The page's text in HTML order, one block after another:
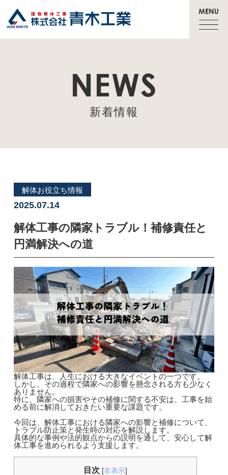
NEWS
新着情報
解体お役立ち情報
2025.07.14
解体工事の隣家トラブル！補修責任と
円満解決への道
解体工事は、人生における大きなイベントの一つです。
しかし、その過程で隣家への影響を懸念される方も少なく
ありません。
特に、隣家への損害やその補修に関する不安は、工事を始
める前に解消しておきたい重要な課題です。
今回は、解体工事における隣家への影響と補修について、
トラブル防止策と発生時の対応を解説します。
具体的な事例や法的観点からの説明を通して、安心して解
体工事を進められるよう支援します。
目次 [非表示]